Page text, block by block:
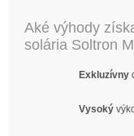
Aké výhody
solária Soltron
Exkluzívny
Vysoký